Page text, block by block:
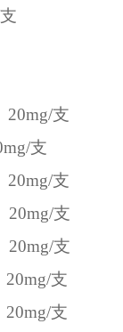
支
20mg/支
支
20mg/支
20mg/支
20mg/支
20mg/支
20mg/支